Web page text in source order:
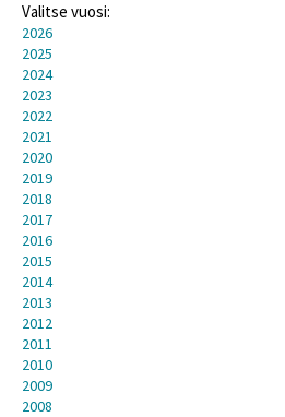
Valitse vuosi:
2026
2025
2024
2023
2022
2021
2020
2019
2018
2017
2016
2015
2014
2013
2012
2011
2010
2009
2008